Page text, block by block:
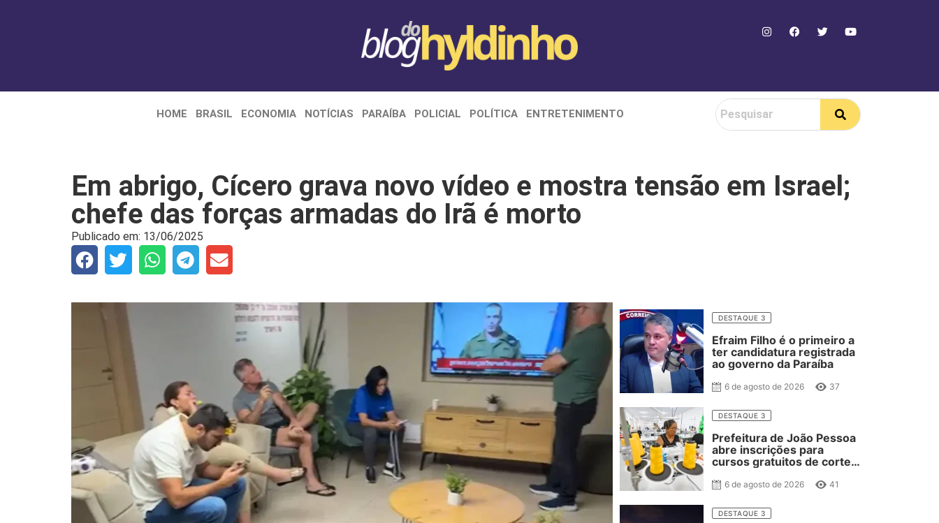
HOME BRASIL ECONOMIA NOTÍCIAS PARAÍBA POLICIAL POLÍTICA ENTRETENIMENTO
Em abrigo, Cícero grava novo vídeo e mostra tensão em Israel;
chefe das forças armadas do Irã é morto
Publicado em: 13/06/2025
DESTAQUE 3
Efraim Filho é o primeiro a
ter candidatura registrada
ao governo da Paraíba
6 de agosto de 2026 37
DESTAQUE 3
Prefeitura de João Pessoa
abre inscrições para
cursos gratuitos de corte
salgateria
6 de agosto de 2026 41
DESTAQUE 3